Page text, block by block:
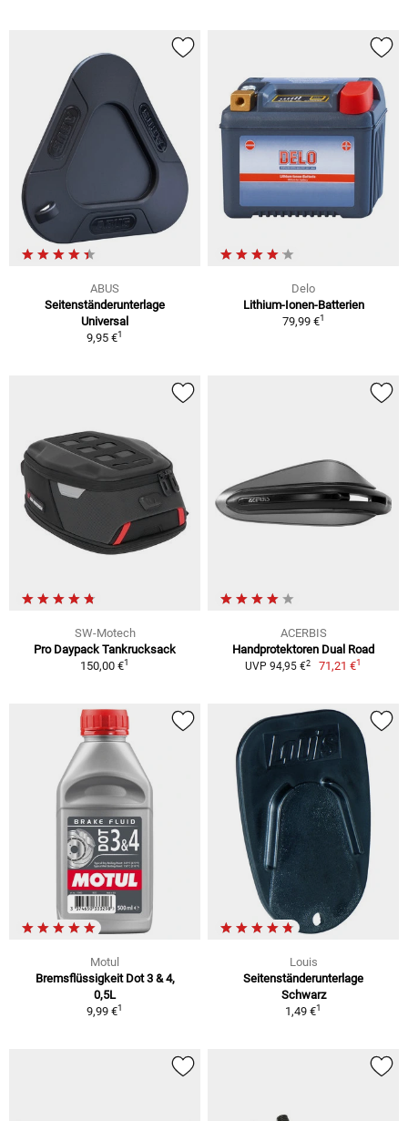
ABUS
Seitenständerunterlage
Universal
9,95 €1
Delo
Lithium-Ionen-Batterien
79,99 €1
SW-Motech
Pro Daypack Tankrucksack
150,00 €1
ACERBIS
Handprotektoren Dual Road
UVP 94,95 €2 71,21 €1
Motul
Bremsflüssigkeit Dot 3 & 4,
0,5L
9,99 €1
Louis
Seitenständerunterlage
Schwarz
1,49 €1